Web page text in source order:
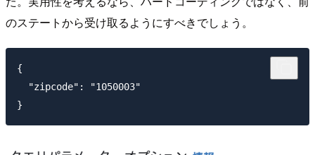
のステートから受け取るようにすべきでしょう。
{
  "zipcode": "1050003"